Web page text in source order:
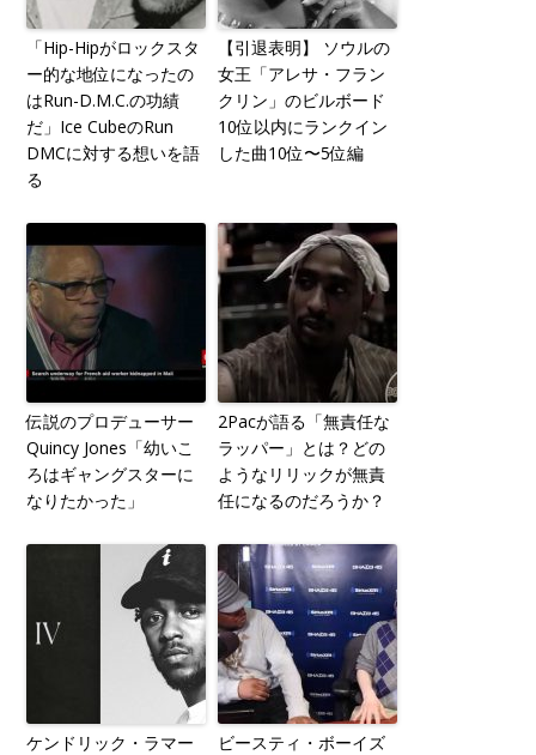
「Hip-Hipがロックスタ
ー的な地位になったの
はRun-D.M.C.の功績
だ」Ice CubeのRun
DMCに対する想いを語
る
【引退表明】 ソウルの
女王「アレサ・フラン
クリン」のビルボード
10位以内にランクイン
した曲10位〜5位編
伝説のプロデューサー
Quincy Jones「幼いこ
ろはギャングスターに
なりたかった」
2Pacが語る「無責任な
ラッパー」とは？どの
ようなリリックが無責
任になるのだろうか？
ケンドリック・ラマー
ビースティ・ボーイズ